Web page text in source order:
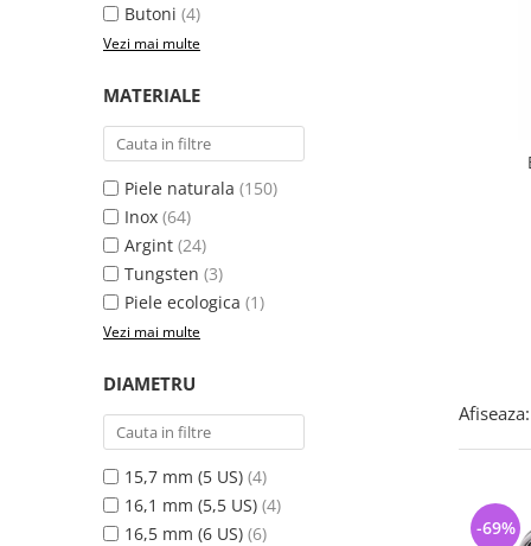
semipretioase
Bijuterii argint cu diverse
Bijuterii argint cu murano
Bijuterii de Lux
Bijuterii Handmade
Bijuterii fantezie
Casete si cutii de bijuterii
Bijuterii tungsten
Accesorii Piele
Solutii si lavete de curatare
Butoni (4)
Vezi mai multe
MATERIALE
Piele naturala (150)
Inox (64)
Argint (24)
Tungsten (3)
Piele ecologica (1)
Vezi mai multe
DIAMETRU
15,7 mm (5 US) (4)
16,1 mm (5,5 US) (4)
16,5 mm (6 US) (6)
Afiseaza:
-69%